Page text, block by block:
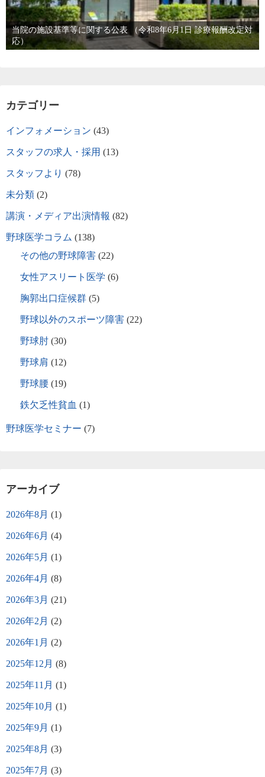
当院の施設基準等に関する公表 （令和8年6月1日 診療報酬改定対
応）
カテゴリー
インフォメーション (43)
スタッフの求人・採用 (13)
スタッフより (78)
未分類 (2)
講演・メディア出演情報 (82)
野球医学コラム (138)
その他の野球障害 (22)
女性アスリート医学 (6)
胸郭出口症候群 (5)
野球以外のスポーツ障害 (22)
野球肘 (30)
野球肩 (12)
野球腰 (19)
鉄欠乏性貧血 (1)
野球医学セミナー (7)
アーカイブ
2026年8月 (1)
2026年6月 (4)
2026年5月 (1)
2026年4月 (8)
2026年3月 (21)
2026年2月 (2)
2026年1月 (2)
2025年12月 (8)
2025年11月 (1)
2025年10月 (1)
2025年9月 (1)
2025年8月 (3)
2025年7月 (3)